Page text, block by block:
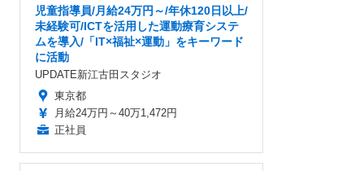
児童指導員/月給24万円～/年休120日以上/
未経験可/ICTを活用した運動療育システ
ムを導入/「IT×福祉×運動」をキーワード
に活動
UPDATE新江古田スタジオ
東京都
月給24万円～40万1,472円
正社員